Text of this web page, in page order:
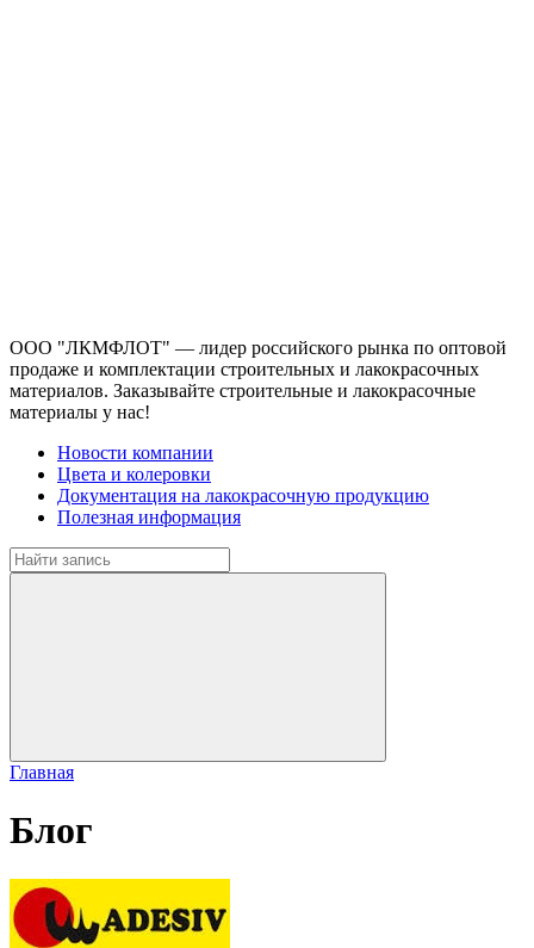
ООО "ЛКМФЛОТ" — лидер российского рынка по оптовой
продаже и комплектации строительных и лакокрасочных
материалов. Заказывайте строительные и лакокрасочные
материалы у нас!
Новости компании
Цвета и колеровки
Документация на лакокрасочную продукцию
Полезная информация
Главная
Блог